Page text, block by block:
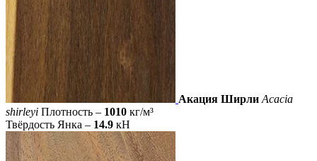
Акация Ширли Acacia
shirleyi Плотность – 1010 кг/м³
Твёрдость Янка – 14.9 кН